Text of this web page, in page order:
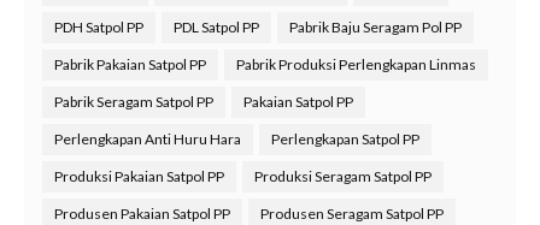
PDH Satpol PP PDL Satpol PP Pabrik Baju Seragam Pol PP
Pabrik Pakaian Satpol PP Pabrik Produksi Perlengkapan Linmas
Pabrik Seragam Satpol PP Pakaian Satpol PP
Perlengkapan Anti Huru Hara Perlengkapan Satpol PP
Produksi Pakaian Satpol PP Produksi Seragam Satpol PP
Produsen Pakaian Satpol PP Produsen Seragam Satpol PP